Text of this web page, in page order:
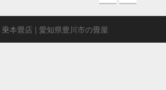
本畳店 | 愛知県豊川市の畳屋